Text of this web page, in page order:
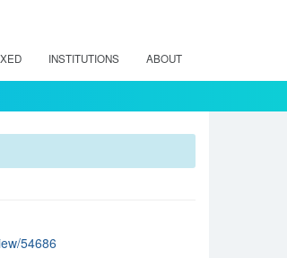
INSTITUTIONS ABOUT
54686